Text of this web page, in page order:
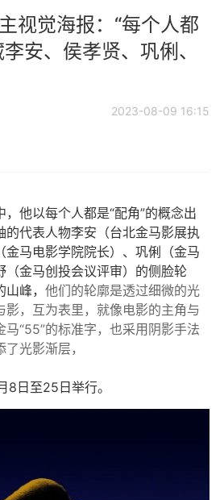
视觉海报：“每个人都
安、侯孝贤、巩俐、
2023-08-09 16:15
他以每个人都是“配角”的概念出
的代表人物李安（台北金马影展执
金马电影学院院长）、巩俐（金马
（金马创投会议评审）的侧脸轮
峰， 他们的轮廓是透过细微的光
影，互为表里，就像电影的主角与
“55”的标准字，也采用阴影手法
光影渐层，
8日至25日举行。